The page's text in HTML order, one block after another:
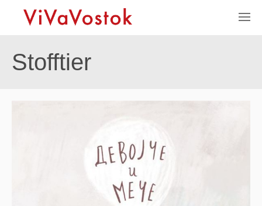
Stofftier